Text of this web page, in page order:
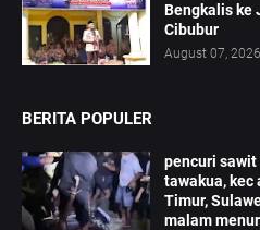
Bengkalis ke
Cibubur
August 07, 2026
BERITA POPULER
pencuri sawit
tawakua, kec
Timur,
malam